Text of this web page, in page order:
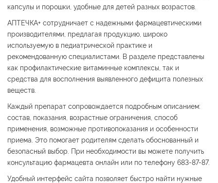
капсулы и порошки, удобные для детей разных возрастов.
АПТЕЧКА+ сотрудничает с надежными фармацевтическими
производителями, предлагая продукцию, широко
используемую в педиатрической практике и
рекомендованную специалистами. В разделе представлены
как профилактические витаминные комплексы, так и
средства для восполнения выявленного дефицита полезных
веществ.
Каждый препарат сопровождается подробным описанием:
состав, показания, возрастные ограничения, способ
применения, возможные противопоказания и особенности
приема. Это помогает родителям сделать обоснованный и
безопасный выбор. При необходимости вы можете получить
консультацию фармацевта онлайн или по телефону 683-87-87.
Удобный интерфейс сайта позволяет быстро найти нужные